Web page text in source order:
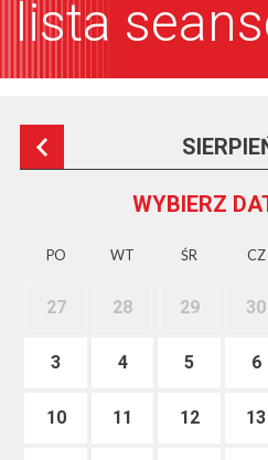
lista
WYBIERZ
PO WT ŚR CZ
27 28 29 30
3 4 5 6
10 11 12 13